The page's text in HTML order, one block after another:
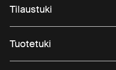
Tilaustuki
Tuotetuki